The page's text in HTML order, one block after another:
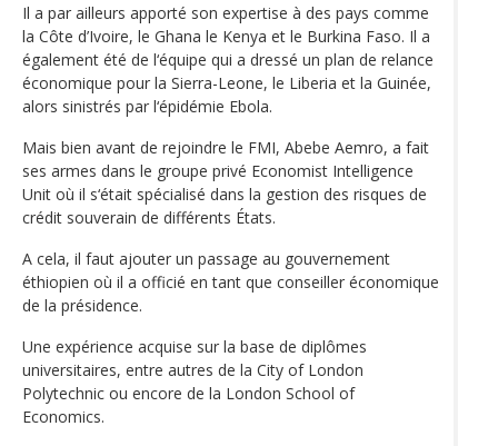
Il a par ailleurs apporté son expertise à des pays comme
la Côte d’Ivoire, le Ghana le Kenya et le Burkina Faso. Il a
également été de l‘équipe qui a dressé un plan de relance
économique pour la Sierra-Leone, le Liberia et la Guinée,
alors sinistrés par l‘épidémie Ebola.
Mais bien avant de rejoindre le FMI, Abebe Aemro, a fait
ses armes dans le groupe privé Economist Intelligence
Unit où il s‘était spécialisé dans la gestion des risques de
crédit souverain de différents États.
A cela, il faut ajouter un passage au gouvernement
éthiopien où il a officié en tant que conseiller économique
de la présidence.
Une expérience acquise sur la base de diplômes
universitaires, entre autres de la City of London
Polytechnic ou encore de la London School of
Economics.